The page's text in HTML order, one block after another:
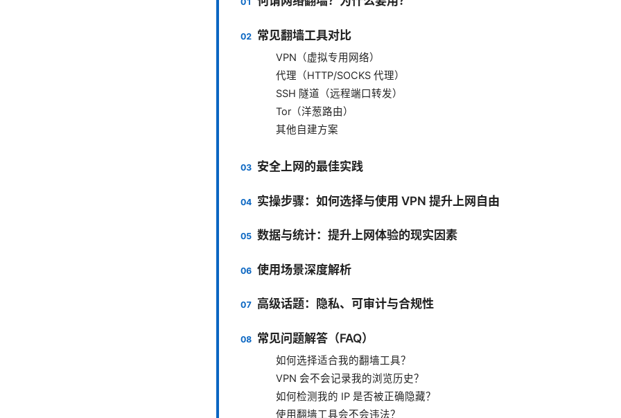
常见翻墙工具对比
VPN（虚拟专用网络）
代理（HTTP/SOCKS 代理）
SSH 隧道（远程端口转发）
Tor（洋葱路由）
其他自建方案
安全上网的最佳实践
实操步骤：如何选择与使用 VPN 提升上网自由
数据与统计：提升上网体验的现实因素
使用场景深度解析
高级话题：隐私、可审计与合规性
常见问题解答（FAQ）
如何选择适合我的翻墙工具？
VPN 会不会记录我的浏览历史？
如何检测我的 IP 是否被正确隐藏？
使用翻墙工具会不会违法？